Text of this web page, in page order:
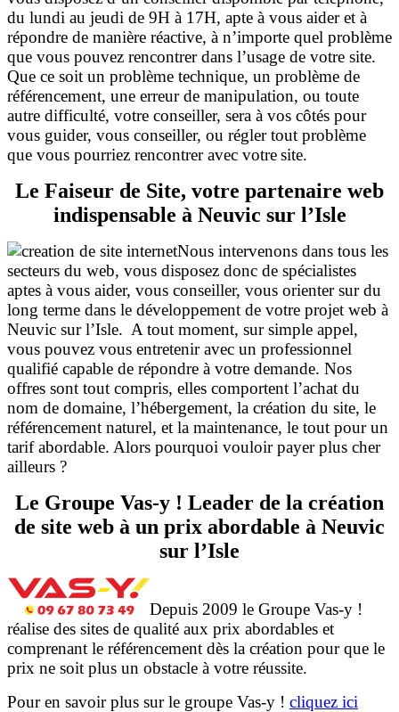
du lundi au jeudi de 9H à 17H, apte à vous aider et à
répondre de manière réactive, à n’importe quel problème
que vous pouvez rencontrer dans l’usage de votre site.
Que ce soit un problème technique, un problème de
référencement, une erreur de manipulation, ou toute
autre difficulté, votre conseiller, sera à vos côtés pour
vous guider, vous conseiller, ou régler tout problème
que vous pourriez rencontrer avec votresite.
Le Faiseur de Site, votre partenaire web
indispensable à Neuvic sur l’Isle
Nous intervenons dans tous les
secteurs du web, vous disposez donc de spécialistes
aptes à vous aider, vous conseiller, vous orienter sur du
long terme dans le développement de votre projet web à
Neuvic sur l’Isle. A tout moment, sur simple appel,
vous pouvez vous entretenir avec un professionnel
qualifié capable de répondre à votre demande. Nos
offres sont tout compris, elles comportent l’achat du
nom de domaine, l’hébergement, la création du site, le
référencement naturel, et la maintenance, le tout pour un
tarif abordable. Alors pourquoi vouloir payer plus cher
ailleurs ?
Le Groupe Vas-y ! Leader de la création
de site web à un prix abordable à Neuvic
sur l’Isle
Depuis 2009 le Groupe Vas-y !
réalise des sites de qualité aux prix abordables et
comprenant le référencement dès la création pour que le
prix ne soit plus un obstacle à votre réussite.
Pour en savoir plus sur le groupe Vas-y ! cliquez ici